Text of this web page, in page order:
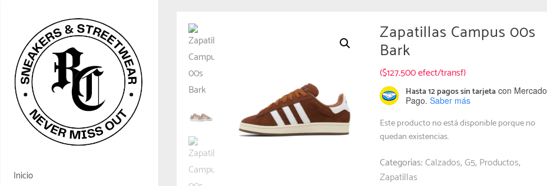
Inicio
Zapatillas Campus 00s
Bark
($127.500 efect/transf)
Hasta 12 pagos sin tarjeta con Mercado
Pago. Saber más
Este producto no está disponible porque no
quedan existencias.
Categorías:Calzados,G5,Productos,
Zapatillas